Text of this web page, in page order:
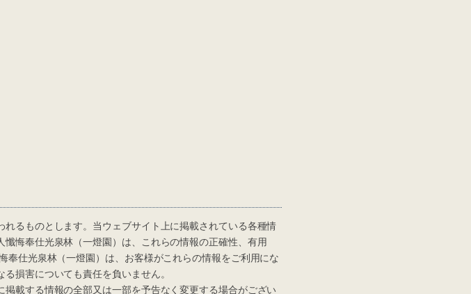
るものとします。当ウェブサイト上に掲載されている各種情
悔奉仕光泉林（一燈園）は、これらの情報の正確性、有用
仕光泉林（一燈園）は、お客様がこれらの情報をご利用にな
損害についても責任を負いません。
載する情報の全部又は一部を予告なく変更する場合がござい